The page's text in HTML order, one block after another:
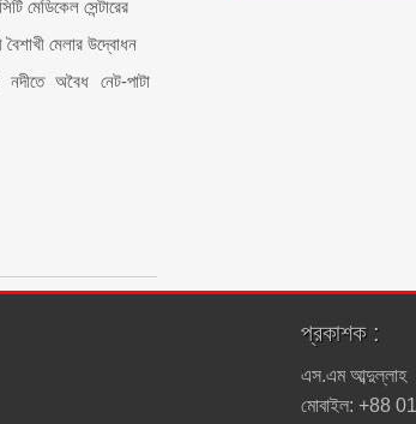
মেডিকেল সেন্টারের
বৈশাখী মেলার উদ্বোধন
অবৈধ নেট-পাটা
প্রকাশক :
এস.এম আব্দুল্লাহ
মোবাইল: +88